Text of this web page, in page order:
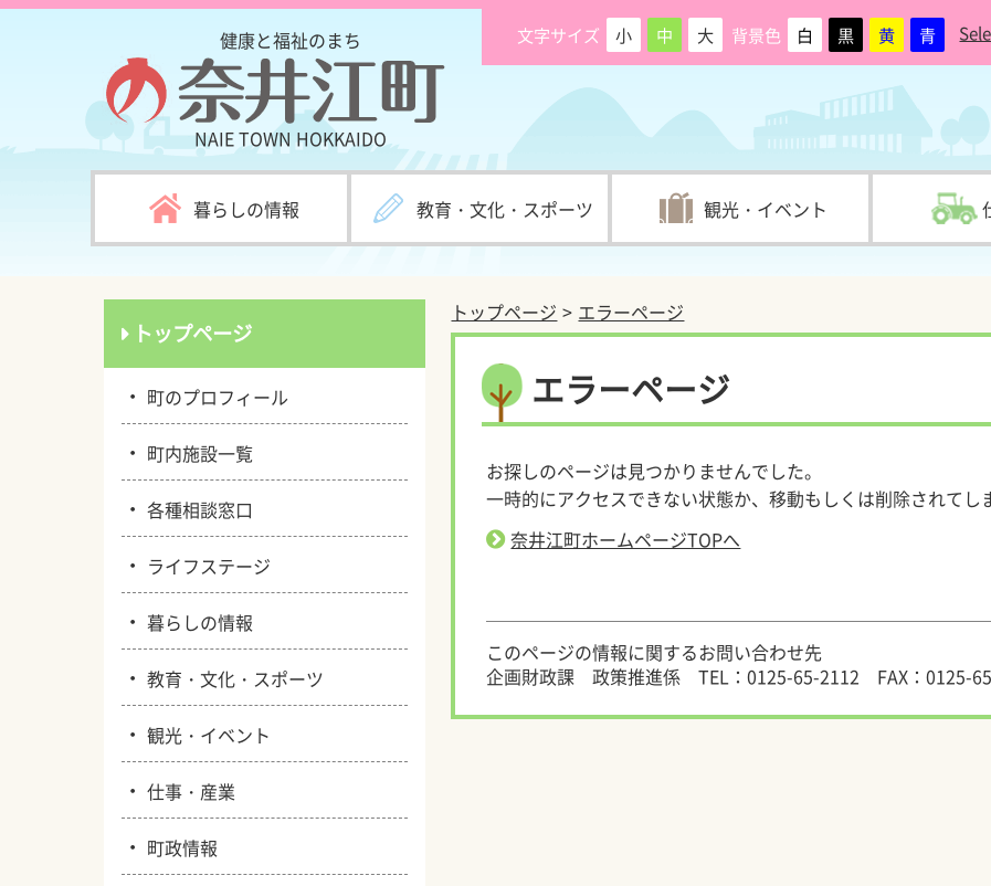
健康と福祉のまち
NAIE TOWNHOKKAIDO
文字サイズ 小 中 大 背景色 白 黒 黄 青
暮らしの情報 教育・文化・スポーツ 観光・イベント
トップページ エラーページ
エラーページ
お探しのページは見つかりませんでした。
一時的にアクセスできない状態か、移動もしくは削除されてし
奈井江町ホームページTOPへ
このページの情報に関するお問い合わせ先
企画財政課 政策推進係
TEL：0125-65-2112 FAX：0125-
トップページ
・ 町のプロフィール
・ 町内施設一覧
・ 各種相談窓口
・ ライフステージ
・ 暮らしの情報
・ 教育・文化・スポーツ
・ 観光・イベント
・ 仕事・産業
・ 町政情報